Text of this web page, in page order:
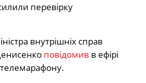
перевірку
внутрішніх справ
повідомив в ефірі